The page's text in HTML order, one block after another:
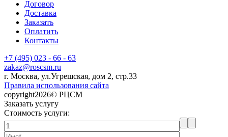
Договор
Доставка
Заказать
Оплатить
Контакты
+7 (495) 023 - 66 - 63
zakaz@roscsm.ru
г. Москва, ул.Угрешская, дом 2, стр.33
Правила использования сайта
copyright2026© РЦСМ
Заказать услугу
Стоимость услуги: